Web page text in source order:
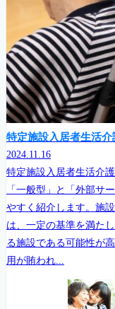
特定施設入居者生活介
2024.11.16
特定施設入居者生活介
「一般型」と「外部サ
やすく紹介します。施
は、一定の基準を満た
る施設である可能性が
用が賄われ...